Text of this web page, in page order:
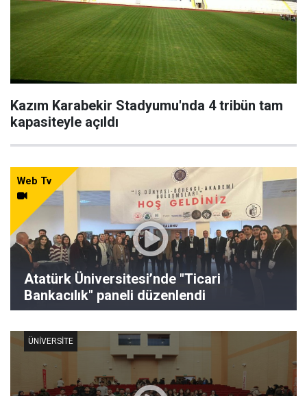
Kazım Karabekir Stadyumu'nda 4 tribün tam
kapasiteyle açıldı
Web Tv
Atatürk Üniversitesi’nde "Ticari
Bankacılık" paneli düzenlendi
ÜNIVERSITE